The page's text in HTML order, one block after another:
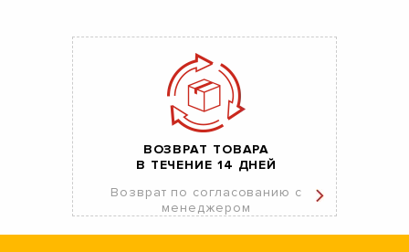
ВОЗВРАТ ТОВАРА
В ТЕЧЕНИЕ 14 ДНЕЙ
Возврат по согласованию с
менеджером